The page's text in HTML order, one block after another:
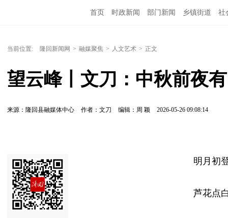
首页 时政新闻 部门新闻 乡镇街道 社
当前位置: 隆回新闻网 > 融媒聚焦 > 人文艺术 > 正文
望云峰丨文刀：中秋前夜
来源：隆回县融媒体中心 作者：文刀 编辑：周 颖 2026-05-26 09:08:14
明月初
芦花点